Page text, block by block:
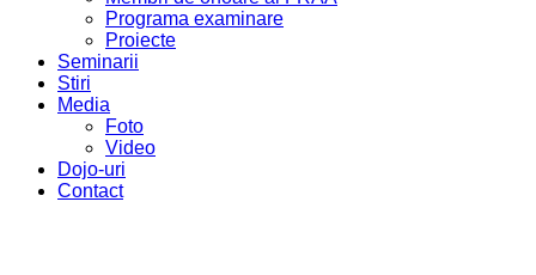
Programa examinare
Proiecte
Seminarii
Stiri
Media
Foto
Video
Dojo-uri
Contact